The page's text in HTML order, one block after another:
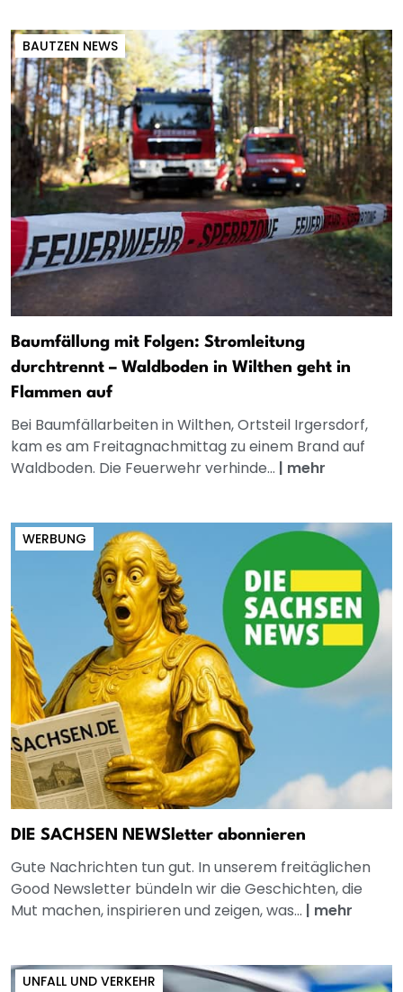
BAUTZEN NEWS
Baumfällung mit Folgen: Stromleitung
durchtrennt – Waldboden in Wilthen geht in
Flammen auf
Bei Baumfällarbeiten in Wilthen, Ortsteil Irgersdorf,
kam es am Freitagnachmittag zu einem Brand auf
Waldboden. Die Feuerwehr verhinde... | mehr
WERBUNG
DIE SACHSEN NEWSletter abonnieren
Gute Nachrichten tun gut. In unserem freitäglichen
Good Newsletter bündeln wir die Geschichten, die
Mut machen, inspirieren und zeigen, was... | mehr
UNFALL UND VERKEHR